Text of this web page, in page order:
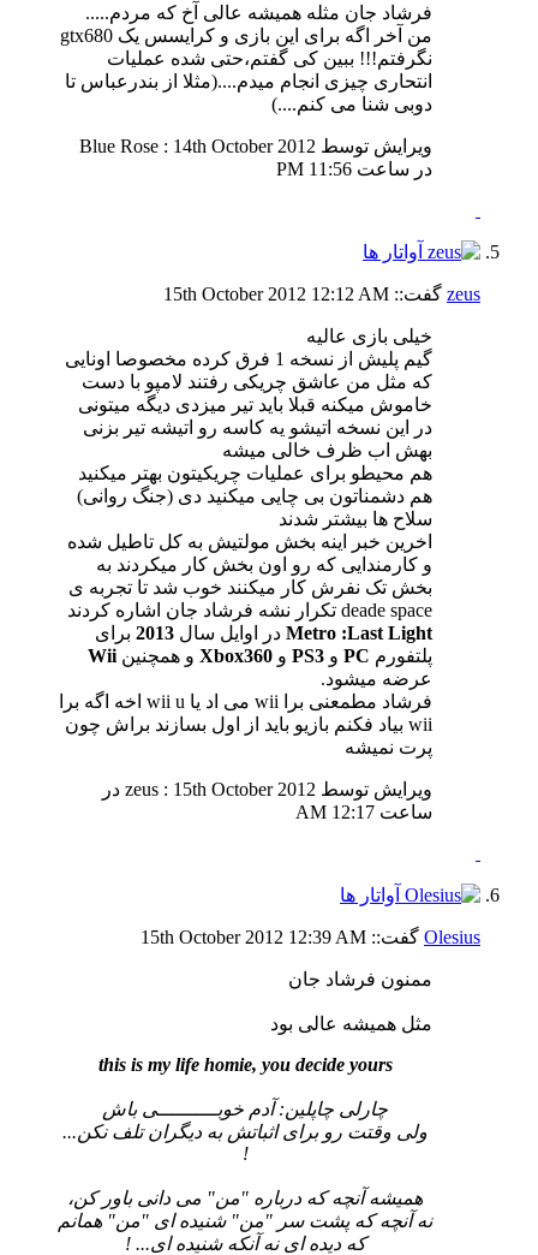
فرشاد جان مثله همیشه عالی آخ که مردم.....
من آخر اگه برای این بازی و کرایسس یک gtx680
نگرفتم!!! ببین کی گفتم،حتی شده عملیات
انتحاری چیزی انجام میدم....(مثلا از بندرعباس تا
دوبی شنا می کنم....)
ویرایش توسط Blue Rose : 14th October 2012
در ساعت 11:56 PM
zeus گفت:: 15th October 2012 12:12 AM
خیلی بازی عالیه
گیم پلیش از نسخه 1 فرق کرده مخصوصا اونایی
که مثل من عاشق چریکی رفتند لامپو با دست
خاموش میکنه قبلا باید تیر میزدی دیگه میتونی
در این نسخه اتیشو یه کاسه رو اتیشه تیر بزنی
بهش اب ظرف خالی میشه
هم محیطو برای عملیات چریکیتون بهتر میکنید
هم دشمناتون بی چایی میکنید دی (جنگ روانی)
سلاح ها بیشتر شدند
اخرین خبر اینه بخش مولتیش به کل تاطیل شده
و کارمندایی که رو اون بخش کار میکردند به
بخش تک نفرش کار میکنند خوب شد تا تجربه ی
deade space تکرار نشه فرشاد جان اشاره کردند
Metro :Last Light در اوایل سال 2013 برای
پلتفورم PC و PS3 و Xbox360 و همچنین Wii
عرضه میشود.
فرشاد مطمعنی برا wii می اد یا wii u اخه اگه برا
wii بیاد فکنم بازیو باید از اول بسازند براش چون
پرت نمیشه
ویرایش توسط zeus : 15th October 2012 در
ساعت 12:17 AM
Olesius گفت:: 15th October 2012 12:39 AM
ممنون فرشاد جان
مثل همیشه عالی بود
this is my life homie, you decide yours
چارلی چاپلین: آدم خوبــــــــــی باش
ولی وقتت رو برای اثباتش به دیگران تلف نکن...
!
همیشه آنچه که درباره "من" می دانی باور کن،
نه آنچه که پشت سر "من" شنیده ای "من" همانم
که دیده ای نه آنکه شنیده ای... !